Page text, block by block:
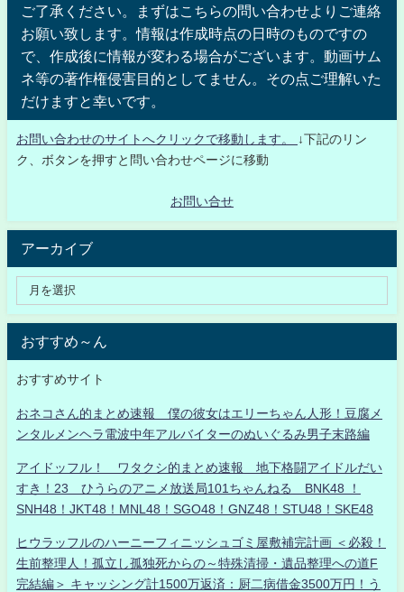
ご了承ください。まずはこちらの問い合わせよりご連絡
お願い致します。情報は作成時点の日時のものですの
で、作成後に情報が変わる場合がございます。動画サム
ネ等の著作権侵害目的としてません。その点ご理解いた
だけますと幸いです。
お問い合わせのサイトへクリックで移動します。
↓下記のリン
ク、ボタンを押すと問い合わせページに移動
お問い合せ
アーカイブ
おすすめ～ん
おすすめサイト
おネコさん的まとめ速報 僕の彼女はエリーちゃん人形！豆腐メ
ンタルメンヘラ電波中年アルバイターのぬいぐるみ男子末路編
アイドッフル！ ワタクシ的まとめ速報 地下格闘アイドルだい
すき！23 ひうらのアニメ放送局101ちゃんねる BNK48 ！
SNH48！JKT48！MNL48！SGO48！GNZ48！STU48！SKE48
ヒウラッフルのハーニーフィニッシュゴミ屋敷補完計画 ＜必殺！
生前整理人！孤立し孤独死からの～特殊清掃・遺品整理への道F
完結編＞ キャッシング計1500万返済：厨二病借金3500万円！う